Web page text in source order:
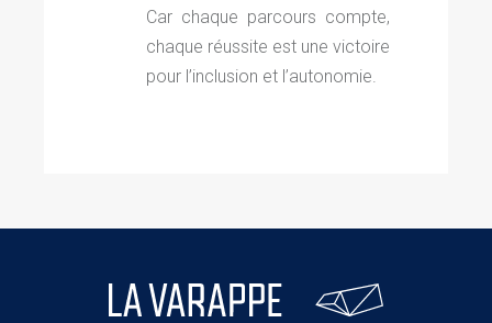
Car chaque parcours compte,
chaque réussite est une victoire
pour l’inclusion et l’autonomie.